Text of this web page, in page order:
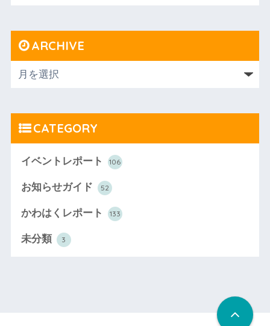
ARCHIVE
CATEGORY
イベントレポート 106
お知らせガイド 52
かわはくレポート 133
未分類 3